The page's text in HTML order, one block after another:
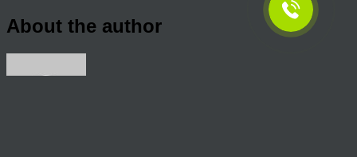
About the author